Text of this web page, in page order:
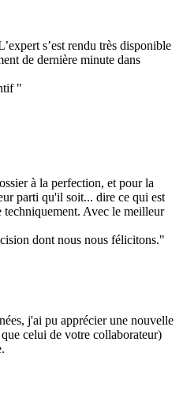
s’est rendu très disponible
de dernière minute dans
"
à la perfection, et pour la
parti qu'il soit... dire ce qui est
Avec le meilleur
dont nous nous félicitons."
j'ai pu apprécier une nouvelle
celui de votre collaborateur)